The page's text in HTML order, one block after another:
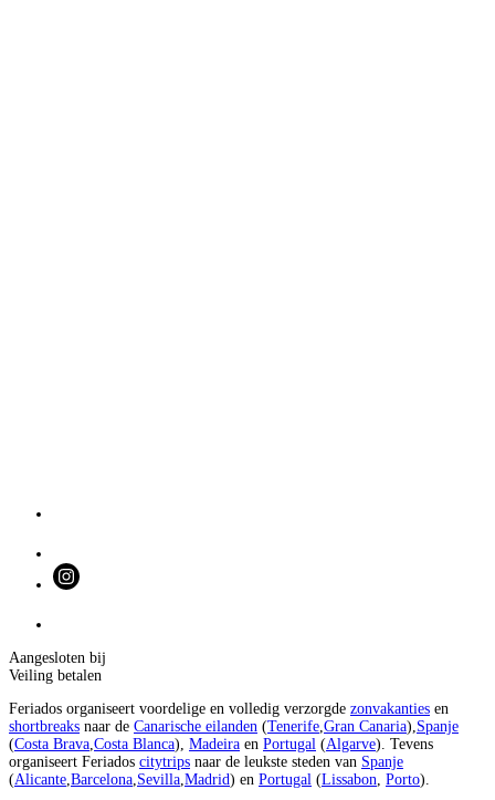
Aangesloten bij
Veiling betalen
Feriados organiseert voordelige en volledig verzorgde zonvakanties en
shortbreaks naar de Canarische eilanden (Tenerife Gran Canaria), Spanje
(Costa Brava Costa Blanca), Madeira en Portugal (Algarve). Tevens
organiseert Feriados citytrips naar de leukste steden van Spanje
(Alicante Barcelona Sevilla Madrid) en Portugal (Lissabon Porto).